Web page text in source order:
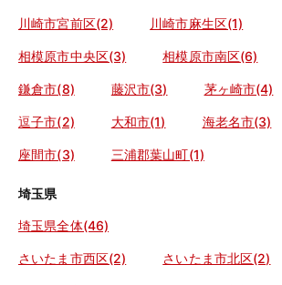
川崎市宮前区(2) 川崎市麻生区(1)
相模原市中央区(3) 相模原市南区(6)
鎌倉市(8) 藤沢市(3) 茅ヶ崎市(4)
逗子市(2) 大和市(1) 海老名市(3)
座間市(3) 三浦郡葉山町(1)
埼玉県
埼玉県全体(46)
さいたま市西区(2) さいたま市北区(2)